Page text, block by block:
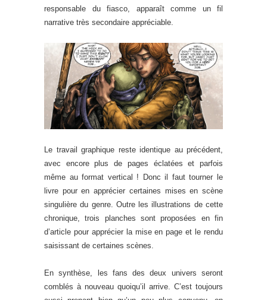
responsable du fiasco, apparaît comme un fil
narrative très secondaire appréciable.
Le travail graphique reste identique au précédent,
avec encore plus de pages éclatées et parfois
même au format vertical ! Donc il faut tourner le
livre pour en apprécier certaines mises en scène
singulière du genre. Outre les illustrations de cette
chronique, trois planches sont proposées en fin
d’article pour apprécier la mise en page et le rendu
saisissant de certaines scènes.
En synthèse, les fans des deux univers seront
comblés à nouveau quoiqu’il arrive. C’est toujours